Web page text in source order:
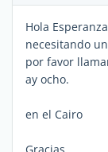
Hola
necesitando
por favor
ay ocho.
en el Cairo